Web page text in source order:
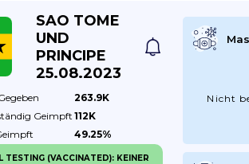
SAO TOME
UND
PRINCIPE
25.08.2023
263.9K
Geimpft 112K
49.25%
Nicht
TESTING (VACCINATED): KEINER